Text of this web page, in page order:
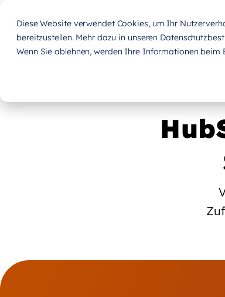
Diese Website verwendet Cookies, um Ihr
bereitzustellen. Mehr dazu in unseren
Wenn Sie ablehnen, werden Ihre Informationen beim